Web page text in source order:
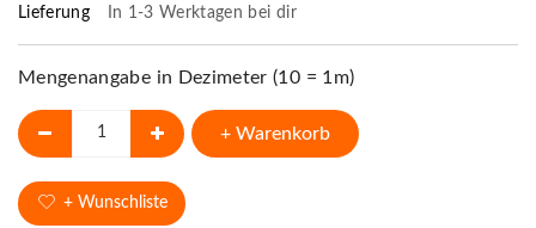
Lieferung In 1-3 Werktagen bei dir
Mengenangabe in Dezimeter (10 = 1m)
+ Warenkorb
+ Wunschliste